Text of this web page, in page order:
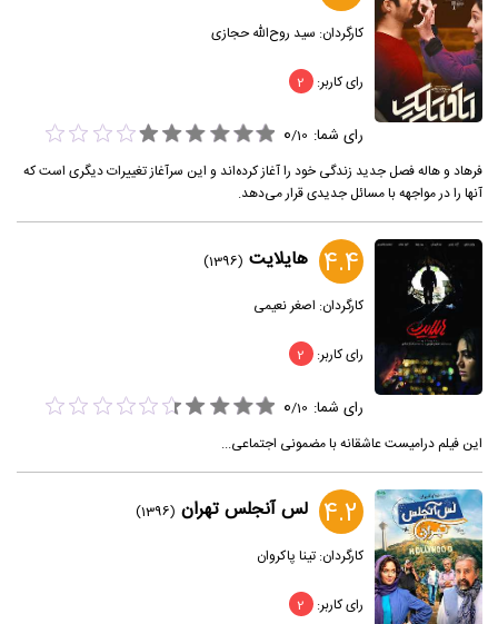
کارگردان: سید روح‌الله حجازی
رای کاربر: 2
رای شما: 0/10
فرهاد و هاله فصل جدید زندگی خود را آغاز کرده‌اند و این سرآغاز تغییرات دیگری است که
آنها را در مواجهه با مسائل جدیدی قرار می‌دهد.
4.4 هایلایت (1396)
کارگردان: اصغر نعیمی
رای کاربر: 2
رای شما: 0/10
این فیلم درامیست عاشقانه با مضمونی اجتماعی...
4.2 لس آنجلس تهران (1396)
کارگردان:تینا پاکروان
رای کاربر: 2